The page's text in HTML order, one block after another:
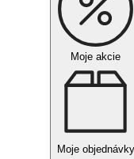
Moje akcie
Moje objednávky